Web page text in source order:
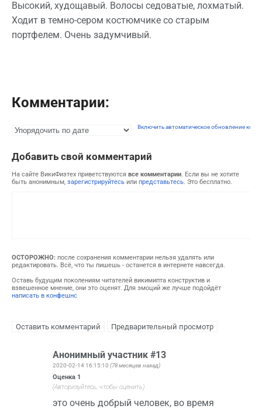
Высокий, худощавый. Волосы седоватые, лохматый.
Ходит в темно-сером костюмчике со старым
портфелем. Очень задумчивый.
Комментарии:
Включить автоматическое обновление
Добавить свой комментарий
На сайте ВикиФизтех приветствуются все комментарии. Если вы не хотите
быть анонимным, зарегистрируйтесь или представьтесь. Это бесплатно.
ОСТОРОЖНО: после сохранения комментарии нельзя удалять или
редактировать. Всё, что ты пишешь - останется в интернете навсегда.
Оставь будущим поколениям читателей викимипта конструктив и
взвешенное мнение, они это оценят. Для эмоций же лучше подойдёт
написать в конфешнс
Анонимный участник #13
2020-02-14 16:15:10 (78 месяцев назад)
Оценка 1
(Авторизуйтесь, чтобы оценить)
это очень добрый человек, во время